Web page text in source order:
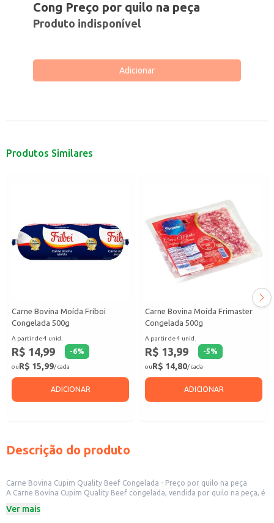
Cong Preço por quilo na peça
Produto indisponível
Adicionar
Produtos Similares
Carne Bovina Moída Friboi
Congelada 500g
A partir de 4 unid.
R$ 14,99 -6%
ouR$ 15,99/ cada
ADICIONAR
Carne Bovina Moída Frimaster
Congelada 500g
A partir de 4 unid.
R$ 13,99 -5%
ouR$ 14,80/ cada
ADICIONAR
Descrição do produto
Carne Bovina Cupim Quality Beef Congelada - Preço por quilo na peça
A Carne Bovina Cupim Quality Beef congelada, vendida por quilo na peça, é
comerciais que buscam um produto de qualidade para seus clientes. Sua
Ver mais